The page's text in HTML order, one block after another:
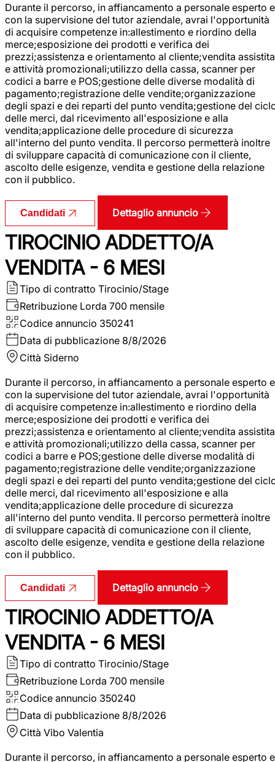
Durante il percorso, in affiancamento a personale esperto e
con la supervisione del tutor aziendale, avrai l'opportunità
di acquisire competenze in:allestimento e riordino della
merce;esposizione dei prodotti e verifica dei
prezzi;assistenza e orientamento al cliente;vendita assistita
e attività promozionali;utilizzo della cassa, scanner per
codici a barre e POS;gestione delle diverse modalità di
pagamento;registrazione delle vendite;organizzazione
degli spazi e dei reparti del punto vendita;gestione del
delle merci, dal ricevimento all'esposizione e alla
vendita;applicazione delle procedure di sicurezza
all'interno del punto vendita. Il percorso permetterà inoltre
di sviluppare capacità di comunicazione con il cliente,
ascolto delle esigenze, vendita e gestione della relazione
con il pubblico.
Candidati Dettaglio annuncio
TIROCINIO ADDETTO/A
VENDITA - 6 MESI
Tipo di contratto Tirocinio/Stage
Retribuzione Lorda 700 mensile
Codice annuncio 350241
Data di pubblicazione 8/8/2026
Città Siderno
Durante il percorso, in affiancamento a personale esperto e
con la supervisione del tutor aziendale, avrai l'opportunità
di acquisire competenze in:allestimento e riordino della
merce;esposizione dei prodotti e verifica dei
prezzi;assistenza e orientamento al cliente;vendita assistita
e attività promozionali;utilizzo della cassa, scanner per
codici a barre e POS;gestione delle diverse modalità di
pagamento;registrazione delle vendite;organizzazione
degli spazi e dei reparti del punto vendita;gestione del
delle merci, dal ricevimento all'esposizione e alla
vendita;applicazione delle procedure di sicurezza
all'interno del punto vendita. Il percorso permetterà inoltre
di sviluppare capacità di comunicazione con il cliente,
ascolto delle esigenze, vendita e gestione della relazione
con il pubblico.
Candidati Dettaglio annuncio
TIROCINIO ADDETTO/A
VENDITA - 6 MESI
Tipo di contratto Tirocinio/Stage
Retribuzione Lorda 700 mensile
Codice annuncio 350240
Data di pubblicazione 8/8/2026
Città Vibo Valentia
Durante il percorso, in affiancamento a personale esperto e